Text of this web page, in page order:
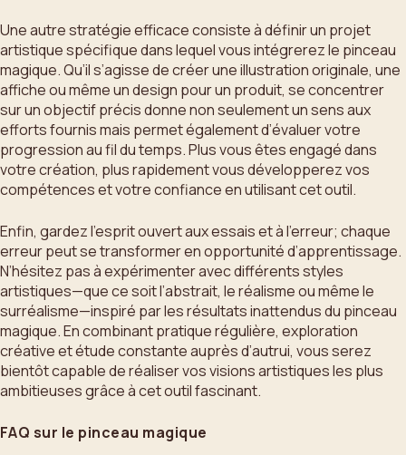
Une autre stratégie efficace consiste à définir un projet
artistique spécifique dans lequel vous intégrerez le pinceau
magique. Qu’il s’agisse de créer une illustration originale, une
affiche ou même un design pour un produit, se concentrer
sur un objectif précis donne non seulement un sens aux
efforts fournis mais permet également d’évaluer votre
progression au fil du temps. Plus vous êtes engagé dans
votre création, plus rapidement vous développerez vos
compétences et votre confiance en utilisant cet outil.
Enfin, gardez l’esprit ouvert aux essais et à l’erreur; chaque
erreur peut se transformer en opportunité d’apprentissage.
N’hésitez pas à expérimenter avec différents styles
artistiques—que ce soit l’abstrait, le réalisme ou même le
surréalisme—inspiré par les résultats inattendus du pinceau
magique. En combinant pratique régulière, exploration
créative et étude constante auprès d’autrui, vous serez
bientôt capable de réaliser vos visions artistiques les plus
ambitieuses grâce à cet outil fascinant.
FAQ sur le pinceau magique